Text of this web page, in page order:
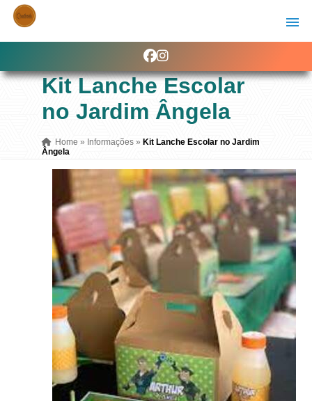
Kit Lanche Escolar
no Jardim Ângela
Home » Informações » Kit Lanche Escolar no Jardim
Ângela